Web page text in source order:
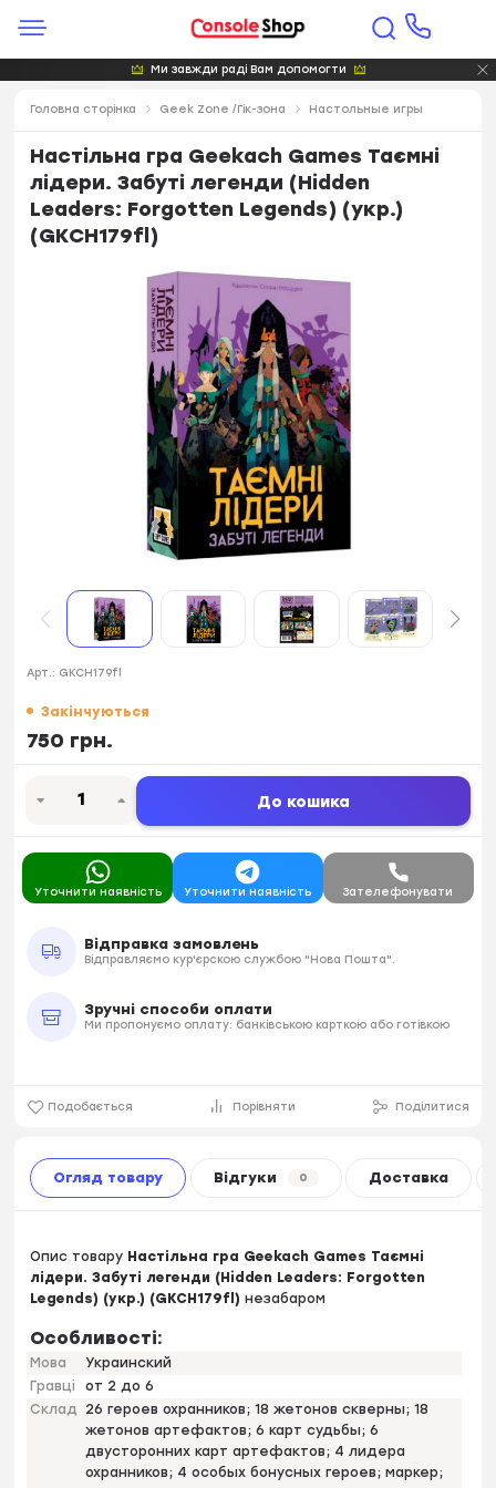
Ми завжди раді Вам допомогти
Головна сторінка Geek Zone /Гік-зона Настольные игры
Настільна гра Geekach Games Таємні
лідери. Забуті легенди (Hidden
Leaders: Forgotten Legends) (укр.)
(GKCH179fl)
Арт.: GKCH179fl
Закінчуються
750 грн.
До кошика
Уточнити наявність Уточнити наявність Зателефонувати
Відправка замовлень
Відправляємо кур'єрскою службою "Нова Пошта".
Зручні способи оплати
Ми пропонуємо оплату: банківською карткою або готівкою
Подобається Порівняти Поділитися
Огляд товару Відгуки 0 Доставка
Опис товару Настільна гра Geekach Games Таємні
лідери. Забуті легенди (Hidden Leaders: Forgotten
Legends) (укр.) (GKCH179fl) незабаром
Особливості:
Мова
Украинский
Гравці
от 2 до 6
Склад
26 героев охранников; 18 жетонов скверны; 18
жетонов артефактов; 6 карт судьбы; 6
двусторонних карт артефактов; 4 лидера
охранников; 4 особых бонусных героев; маркер;